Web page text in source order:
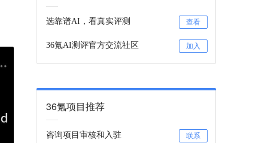
选靠谱AI，看真实评测 查看
36氪AI测评官方交流社区 加入
36氪项目推荐
咨询项目审核和入驻 联系